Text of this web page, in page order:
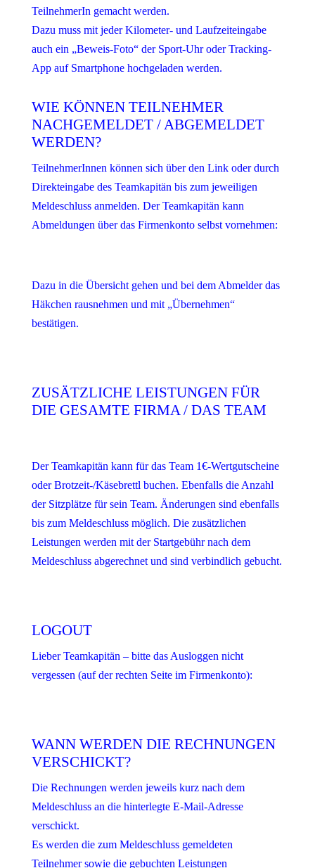
TeilnehmerIn gemacht werden.
Dazu muss mit jeder Kilometer- und Laufzeiteingabe
auch ein „Beweis-Foto“ der Sport-Uhr oder Tracking-
App auf Smartphone hochgeladen werden.
WIE KÖNNEN TEILNEHMER
NACHGEMELDET / ABGEMELDET
WERDEN?
TeilnehmerInnen können sich über den Link oder durch
Direkteingabe des Teamkapitän bis zum jeweiligen
Meldeschluss anmelden. Der Teamkapitän kann
Abmeldungen über das Firmenkonto selbst vornehmen:
Dazu in die Übersicht gehen und bei dem Abmelder das
Häkchen rausnehmen und mit „Übernehmen“
bestätigen.
ZUSÄTZLICHE LEISTUNGEN FÜR
DIE GESAMTE FIRMA / DAS TEAM
Der Teamkapitän kann für das Team 1€-Wertgutscheine
oder Brotzeit-/Käsebrettl buchen. Ebenfalls die Anzahl
der Sitzplätze für sein Team. Änderungen sind ebenfalls
bis zum Meldeschluss möglich. Die zusätzlichen
Leistungen werden mit der Startgebühr nach dem
Meldeschluss abgerechnet und sind verbindlich gebucht.
LOGOUT
Lieber Teamkapitän – bitte das Ausloggen nicht
vergessen (auf der rechten Seite im Firmenkonto):
WANN WERDEN DIE RECHNUNGEN
VERSCHICKT?
Die Rechnungen werden jeweils kurz nach dem
Meldeschluss an die hinterlegte E-Mail-Adresse
verschickt.
Es werden die zum Meldeschluss gemeldeten
Teilnehmer sowie die gebuchten Leistungen